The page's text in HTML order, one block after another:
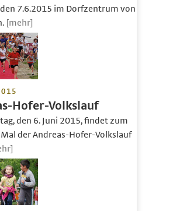
7.6.2015 im Dorfzentrum von
[mehr]
Hofer-Volkslauf
den 6. Juni 2015, findet zum
der Andreas-Hofer-Volkslauf